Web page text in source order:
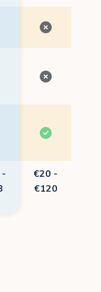
€20 -
€120